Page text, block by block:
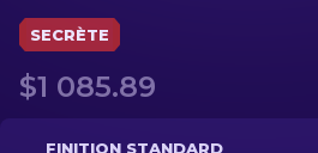
Gants
SECRÈTE
$1 085.89
FINITION STANDARD